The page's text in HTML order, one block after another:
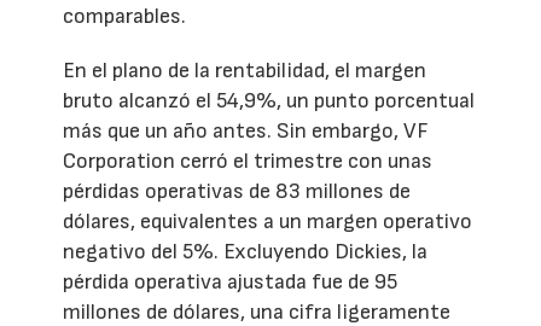
comparables.
En el plano de la rentabilidad, el margen
bruto alcanzó el 54,9%, un punto porcentual
más que un año antes. Sin embargo, VF
Corporation cerró el trimestre con unas
pérdidas operativas de 83 millones de
dólares, equivalentes a un margen operativo
negativo del 5%. Excluyendo Dickies, la
pérdida operativa ajustada fue de 95
millones de dólares, una cifra ligeramente